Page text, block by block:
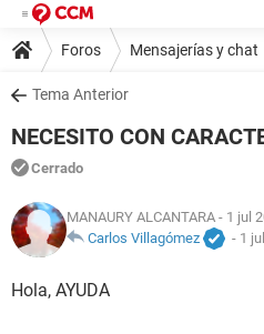
Foros Mensajerías y chat
Tema Anterior
NECESITO CON
Cerrado
MANAURY ALCANTARA - 1 jul
Carlos Villagómez
- 1
Hola, AYUDA